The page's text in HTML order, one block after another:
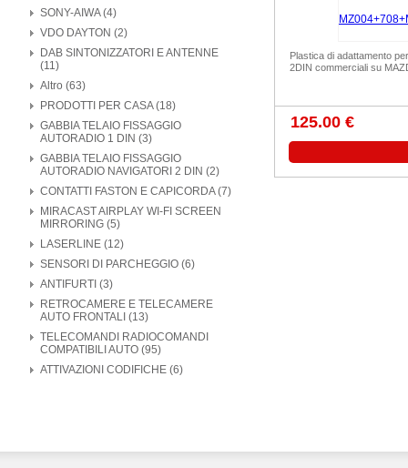
SONY-AIWA (4)
VDO DAYTON (2)
DAB SINTONIZZATORI E ANTENNE
(11)
Altro (63)
PRODOTTI PER CASA (18)
GABBIA TELAIO FISSAGGIO
AUTORADIO 1 DIN (3)
GABBIA TELAIO FISSAGGIO
AUTORADIO NAVIGATORI 2 DIN (2)
CONTATTI FASTON E CAPICORDA (7)
MIRACAST AIRPLAY WI-FI SCREEN
MIRRORING (5)
LASERLINE (12)
SENSORI DI PARCHEGGIO (6)
ANTIFURTI (3)
RETROCAMERE E TELECAMERE
AUTO FRONTALI (13)
TELECOMANDI RADIOCOMANDI
COMPATIBILI AUTO (95)
ATTIVAZIONI CODIFICHE (6)
Plastica di adattamento
2DIN commerciali su
125.00 €